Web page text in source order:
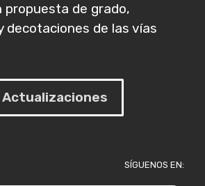
propuesta de grado,
decotaciones de las vías
SÍGUENOS EN: